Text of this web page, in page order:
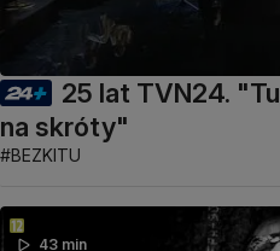
25 lat TVN24.
na skróty"
#BEZKITU
43 min